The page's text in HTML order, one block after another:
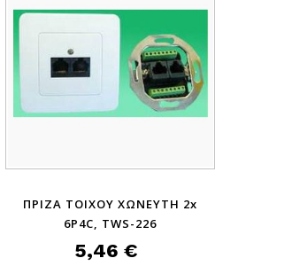
ΠΡΙΖΑ ΤΟΙΧΟΥ ΧΩΝΕΥΤΗ 2x
6P4C, TWS-226
5,46 €